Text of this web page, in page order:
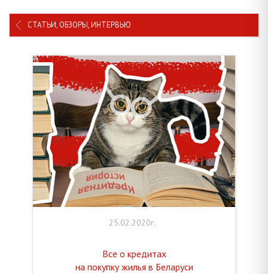
СТАТЬИ, ОБЗОРЫ, ИНТЕРВЬЮ
25.02.2020г.
Все о кредитах
на покупку жилья в Беларуси